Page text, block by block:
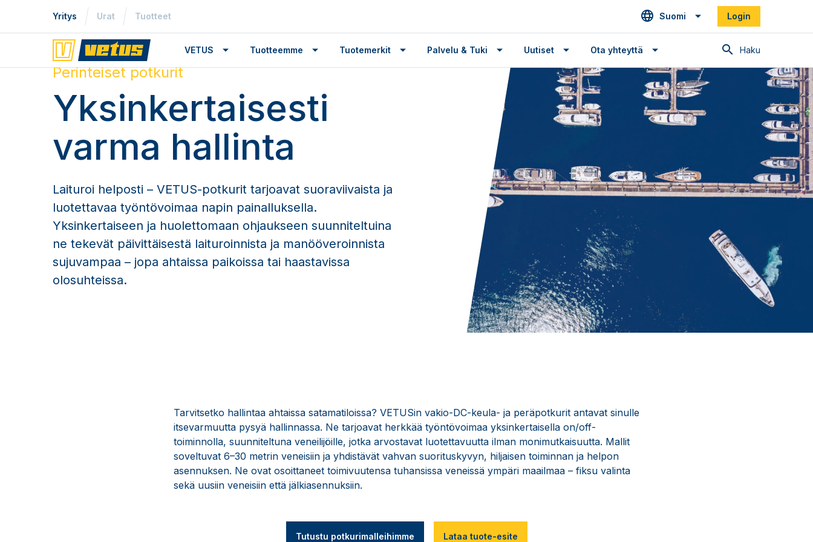
Yritys Urat Tuotteet Suomi Login
Haku
VETUS Tuotteemme Tuotemerkit Palvelu & Tuki Uutiset Ota yhteyttä
Perinteiset potkurit
Yksinkertaisesti
varma hallinta
Laituroi helposti – VETUS-potkurit tarjoavat suoraviivaista ja
luotettavaa työntövoimaa napin painalluksella.
Yksinkertaiseen ja huolettomaan ohjaukseen suunniteltuina
ne tekevät päivittäisestä laituroinnista ja manööveroinnista
sujuvampaa – jopa ahtaissa paikoissa tai haastavissa
olosuhteissa.
Tarvitsetko hallintaa ahtaissa satamatiloissa? VETUSin vakio-DC-keula- ja peräpotkurit antavat sinulle
itsevarmuutta pysyä hallinnassa. Ne tarjoavat herkkää työntövoimaa yksinkertaisella on/off-
toiminnolla, suunniteltuna veneilijöille, jotka arvostavat luotettavuutta ilman monimutkaisuutta. Mallit
soveltuvat 6–30 metrin veneisiin ja yhdistävät vahvan suorituskyvyn, hiljaisen toiminnan ja helpon
asennuksen. Ne ovat osoittaneet toimivuutensa tuhansissa veneissä ympäri maailmaa – fiksu valinta
sekä uusiin veneisiin että jälkiasennuksiin.
Tutustu potkurimalleihimme Lataa tuote-esite